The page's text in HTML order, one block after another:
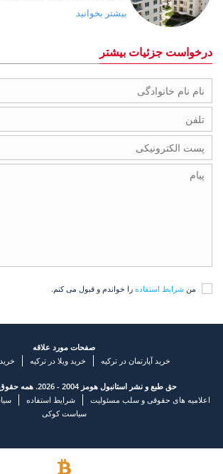
بیشتر بخوانید
درخواست جزئیات بیشتر
من شرایط استفاده را خواندم و قبول می کنم.
صفحات مورد علاقه
خرید آپارتمان در ترکیه
خرید ویلا در ترکیه خرید
حق طبع و نشر استانبول هومز 2004 - 2026. همه حقوق محفوظ است.
اعلامیه های حقوقی و سلب مسئولیت
شرایط استفاده
سیاست کوکی